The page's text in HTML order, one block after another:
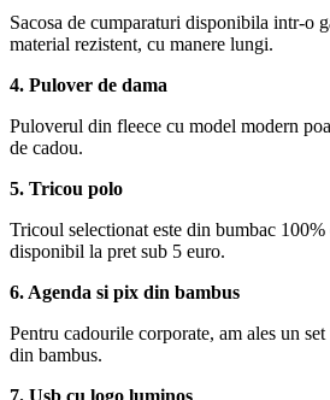
Sacosa de cumparaturi disponibila intr-o
material rezistent, cu manere lungi.
4. Pulover de dama
Puloverul din fleece cu model modern
de cadou.
5. Tricou polo
Tricoul selectionat este din bumbac
disponibil la pret sub 5 euro.
6. Agenda si pix din bambus
Pentru cadourile corporate, am ales un
din bambus.